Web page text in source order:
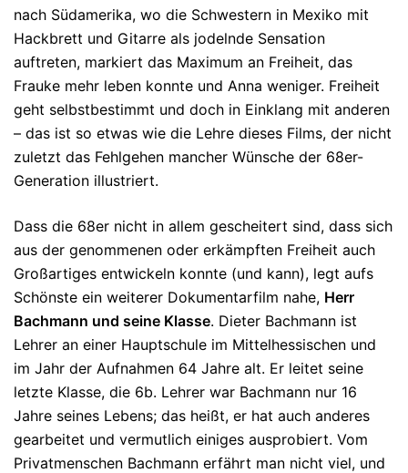
nach Süd­amerika, wo die Schwe­stern in Me­xi­ko mit
Hackbrett und Gitarre als jodelnde Sensation
auftreten, markiert das Maximum an Freiheit, das
Frauke mehr leben konnte und Anna weniger. Freiheit
geht selbst­bestimmt und doch in Einklang mit anderen
– das ist so etwas wie die Lehre dieses Films, der nicht
zuletzt das Fehl­gehen mancher Wünsche der 68er-
Generation illustriert.
Dass die 68er nicht in allem gescheitert sind, dass sich
aus der genommenen oder er­kämpften Freiheit auch
Großartiges entwickeln konnte (und kann), legt aufs
Schönste ein weiterer Dokumentarfilm nahe, Herr
Bachmann und seine Klasse. Dieter Bachmann ist
Lehrer an einer Hauptschule im Mittelhessischen und
im Jahr der Aufnahmen 64 Jahre alt. Er leitet seine
letz­te Klasse, die 6b. Lehrer war Bach­mann nur 16
Jahre seines Lebens; das heißt, er hat auch an­deres
gearbeitet und vermutlich einiges aus­pro­biert. Vom
Privatmenschen Bachmann erfährt man nicht viel, und